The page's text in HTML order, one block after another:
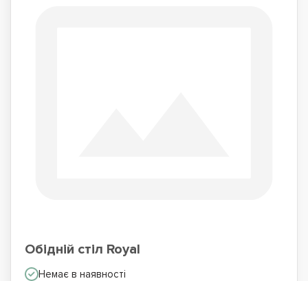
Обідній стіл Royal
Немає в наявності